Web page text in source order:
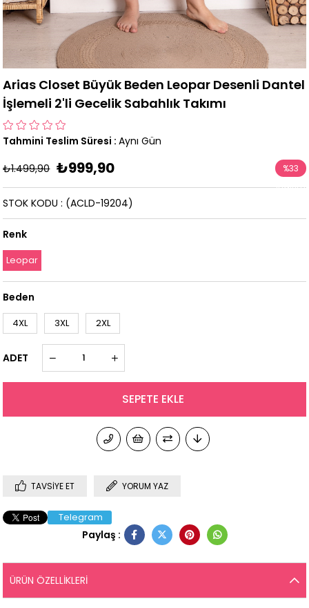
Arias Closet Büyük Beden Leopar Desenli Dantel
İşlemeli 2'li Gecelik Sabahlık Takımı
Tahmini Teslim Süresi : Aynı Gün
₺1.499,90 ₺999,90 %33
İndirim
(ACLD-19204)
STOK KODU
Renk
Leopar
Beden
4XL 3XL 2XL
ADET
TAVSIYE ET YORUM YAZ
Telegram
Paylaş :
ÜRÜN ÖZELLIKLERI